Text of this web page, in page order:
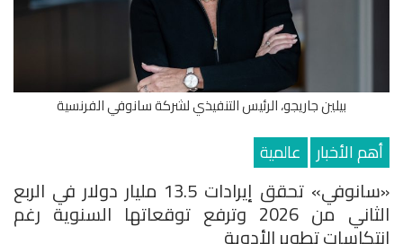
بيلين جاريجو، الرئيس التنفيذي لشركة سانوفي الفرنسية
أهم الأخبار عالمية
«سانوفي» تحقق إيرادات 13.5 مليار دولار في الربع
الثاني من 2026 وترفع توقعاتها السنوية رغم